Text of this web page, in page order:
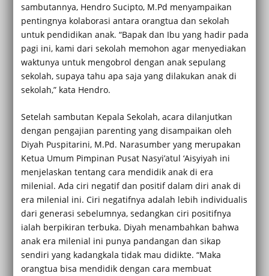
sambutannya, Hendro Sucipto, M.Pd menyampaikan
pentingnya kolaborasi antara orangtua dan sekolah
untuk pendidikan anak. “Bapak dan Ibu yang hadir pada
pagi ini, kami dari sekolah memohon agar menyediakan
waktunya untuk mengobrol dengan anak sepulang
sekolah, supaya tahu apa saja yang dilakukan anak di
sekolah,” kata Hendro.
Setelah sambutan Kepala Sekolah, acara dilanjutkan
dengan pengajian parenting yang disampaikan oleh
Diyah Puspitarini, M.Pd. Narasumber yang merupakan
Ketua Umum Pimpinan Pusat Nasyi’atul ‘Aisyiyah ini
menjelaskan tentang cara mendidik anak di era
milenial. Ada ciri negatif dan positif dalam diri anak di
era milenial ini. Ciri negatifnya adalah lebih individualis
dari generasi sebelumnya, sedangkan ciri positifnya
ialah berpikiran terbuka. Diyah menambahkan bahwa
anak era milenial ini punya pandangan dan sikap
sendiri yang kadangkala tidak mau didikte. “Maka
orangtua bisa mendidik dengan cara membuat